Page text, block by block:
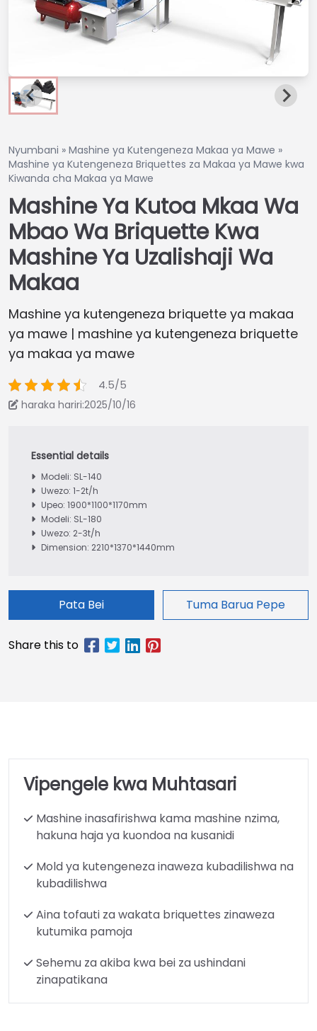
Nyumbani » Mashine ya Kutengeneza Makaa ya Mawe »
Mashine ya Kutengeneza Briquettes za Makaa ya Mawe kwa
Kiwanda cha Makaa ya Mawe
Mashine Ya Kutoa Mkaa Wa
Mbao Wa Briquette Kwa
Mashine Ya Uzalishaji Wa
Makaa
Mashine ya kutengeneza briquette ya makaa
ya mawe | mashine ya kutengeneza briquette
ya makaa ya mawe
4.5/5
haraka hariri:2025/10/16
Modeli: SL-140
Uwezo: 1-2t/h
Upeo: 1900*1100*1170mm
Modeli: SL-180
Uwezo: 2-3t/h
Dimension: 2210*1370*1440mm
Pata Bei Tuma Barua Pepe
Vipengele kwa Muhtasari
Mashine inasafirishwa kama mashine nzima,
hakuna haja ya kuondoa na kusanidi
Mold ya kutengeneza inaweza kubadilishwa na
kubadilishwa
Aina tofauti za wakata briquettes zinaweza
kutumika pamoja
Sehemu za akiba kwa bei za ushindani
zinapatikana